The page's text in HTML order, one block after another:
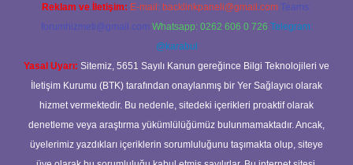
Reklam ve İletişim: E-mail: backlinkpaneli@gmail.com Teams:
forumhizmeti@gmail.com Whatsapp: 0262 606 0 726 Telegram:
@karabul
Yasal Uyarı: Sitemiz, 5651 Sayılı Kanun gereğince Bilgi Teknolojileri ve
İletişim Kurumu (BTK) tarafından onaylanmış bir Yer Sağlayıcı olarak
hizmet vermektedir. Bu nedenle, sitedeki içerikleri proaktif olarak
denetleme veya araştırma yükümlülüğümüz bulunmamaktadır. Ancak,
üyelerimiz yazdıkları içeriklerin sorumluluğunu taşımakta olup, siteye